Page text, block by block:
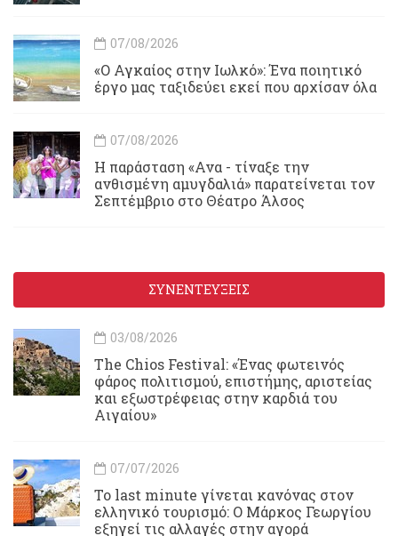
07/08/2026
«Ο Αγκαίος στην Ιωλκό»: Ένα ποιητικό
έργο μας ταξιδεύει εκεί που αρχίσαν όλα
07/08/2026
Η παράσταση «Ανα - τίναξε την
ανθισμένη αμυγδαλιά» παρατείνεται τον
Σεπτέμβριο στο Θέατρο Άλσος
ΣΥΝΕΝΤΕΥΞΕΙΣ
03/08/2026
Τhe Chios Festival: «Ένας φωτεινός
φάρος πολιτισμού, επιστήμης, αριστείας
και εξωστρέφειας στην καρδιά του
Αιγαίου»
07/07/2026
Το last minute γίνεται κανόνας στον
ελληνικό τουρισμό: Ο Μάρκος Γεωργίου
εξηγεί τις αλλαγές στην αγορά